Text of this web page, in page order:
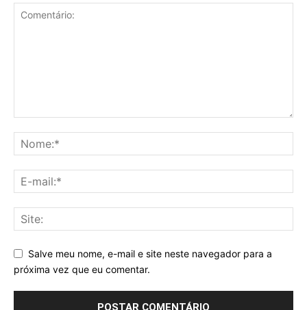
Salve meu nome, e-mail e site neste navegador para a
próxima vez que eu comentar.